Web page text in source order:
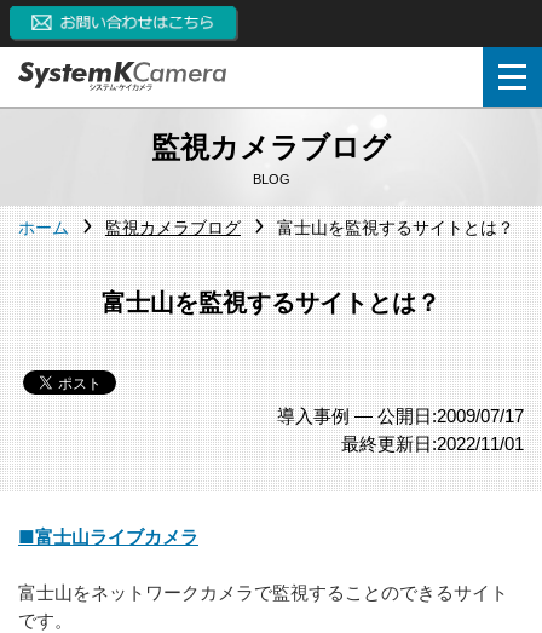
監視カメラブログ
BLOG
ホーム 監視カメラブログ 富士山を監視するサイトとは？
富士山を監視するサイトとは？
導入事例 —公開日:2009/07/17
最終更新日:2022/11/01
■富士山ライブカメラ
富士山をネットワークカメラで監視することのできるサイト
です。